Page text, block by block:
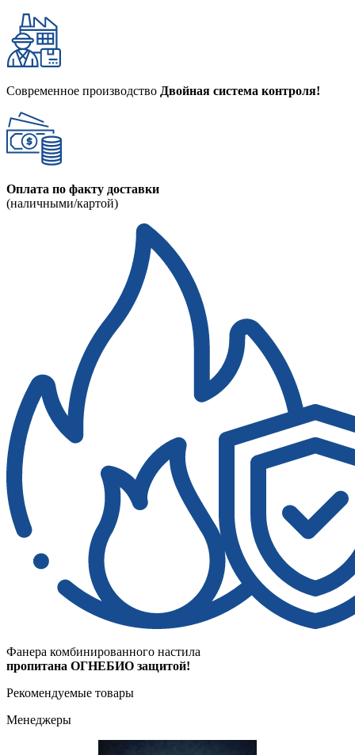
Современное производство Двойная система контроля!
Оплата по факту доставки
(наличными/картой)
Фанера комбинированного настила
пропитана ОГНЕБИО защитой!
Рекомендуемые товары
Менеджеры